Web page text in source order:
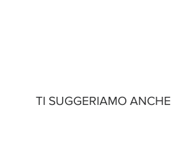
TI SUGGERIAMO ANCHE